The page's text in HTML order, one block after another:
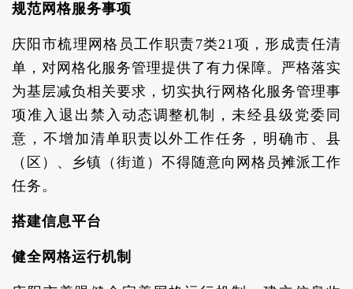
规范网格服务事项
庆阳市梳理网格员工作职责7类21项，形成责任清
单，对网格化服务管理提供了有力保障。严格落实
为基层减负相关要求，切实执行网格化服务管理事
项准入退出禁入动态调整机制，未经县级党委同
意，不增加清单职责以外工作任务，明确市、县
（区）、乡镇（街道）不得随意向网格员摊派工作
任务。
搭建信息平台
健全网格运行机制